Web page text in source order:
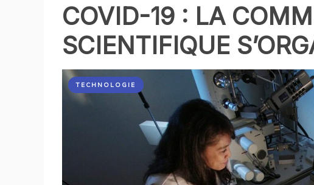
COVID-19 : LA
SCIENTIFIQUE
TECHNOLOGIE